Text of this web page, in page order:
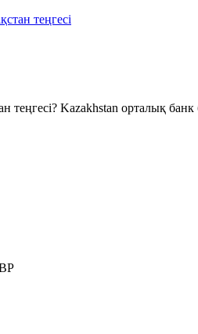
теңгесі
теңгесі? Kazakhstan орталық